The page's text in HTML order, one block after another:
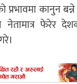
प्रभावमा कानुन बन्ने
फेरेर